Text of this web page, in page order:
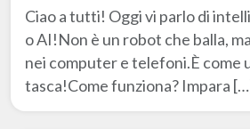
Ciao a tutti! Oggi vi parlo di
o AI!Non è un robot che balla,
nei computer e telefoni.È come
tasca!Come funziona? Impara